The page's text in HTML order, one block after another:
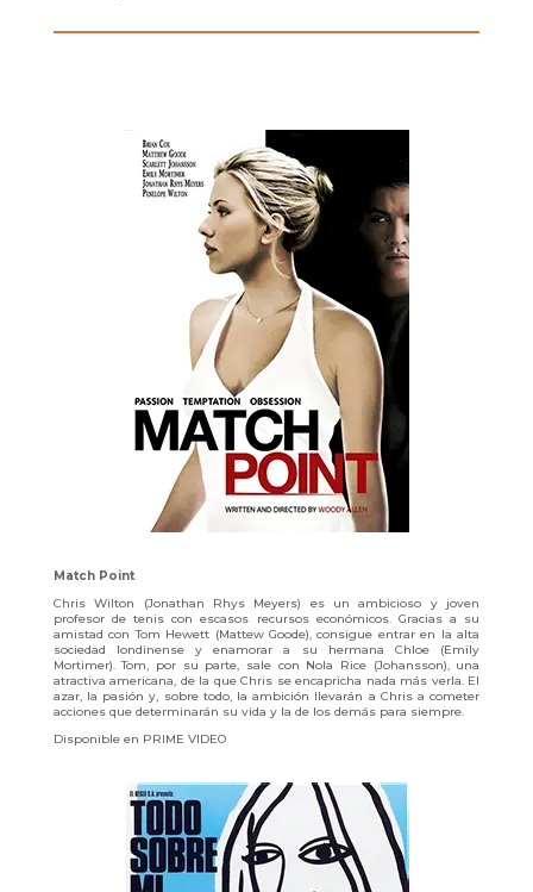
Match Point
Chris Wilton (Jonathan Rhys Meyers) es un ambicioso y joven
profesor de tenis con escasos recursos económicos. Gracias a su
amistad con Tom Hewett (Mattew Goode), consigue entrar en la alta
sociedad londinense y enamorar a su hermana Chloe (Emily
Mortimer). Tom, por su parte, sale con Nola Rice (Johansson), una
atractiva americana, de la que Chris se encapricha nada más verla. El
azar, la pasión y, sobre todo, la ambición llevarán a Chris a cometer
acciones que determinarán su vida y la de los demás para siempre.
Disponible en PRIME VIDEO